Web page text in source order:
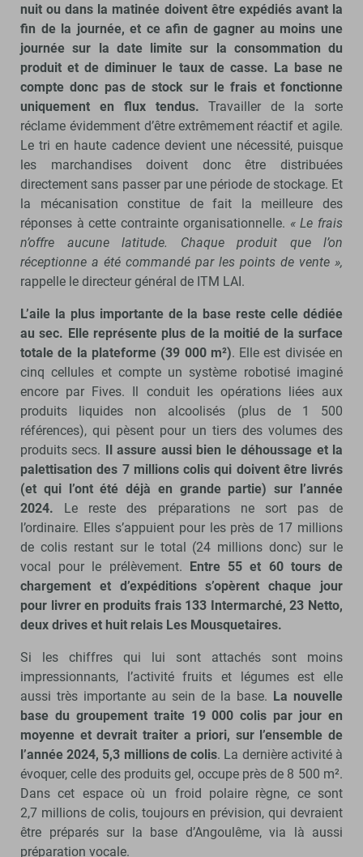
nuit ou dans la matinée doivent être expédiés avant la
fin de la journée, et ce afin de gagner au moins une
journée sur la date limite sur la consommation du
produit et de diminuer le taux de casse. La base ne
compte donc pas de stock sur le frais et fonctionne
uniquement en flux tendus. Travailler de la sorte
réclame évidemment d’être extrêmement réactif et agile.
Le tri en haute cadence devient une nécessité, puisque
les marchandises doivent donc être distribuées
directement sans passer par une période de stockage. Et
la mécanisation constitue de fait la meilleure des
réponses à cette contrainte organisationnelle. « Le frais
n’offre aucune latitude. Chaque produit que l’on
réceptionne a été commandé par les points de vente »,
rappelle le directeur général de ITM LAI.
L’aile la plus importante de la base reste celle dédiée
au sec. Elle représente plus de la moitié de la surface
totale de la plateforme (39 000 m²). Elle est divisée en
cinq cellules et compte un système robotisé imaginé
encore par Fives. Il conduit les opérations liées aux
produits liquides non alcoolisés (plus de 1 500
références), qui pèsent pour un tiers des volumes des
produits secs. Il assure aussi bien le déhoussage et la
palettisation des 7 millions colis qui doivent être livrés
(et qui l’ont été déjà en grande partie) sur l’année
2024. Le reste des préparations ne sort pas de
l’ordinaire. Elles s’appuient pour les près de 17 millions
de colis restant sur le total (24 millions donc) sur le
vocal pour le prélèvement. Entre 55 et 60 tours de
chargement et d’expéditions s’opèrent chaque jour
pour livrer en produits frais 133 Intermarché, 23 Netto,
deux drives et huit relais Les Mousquetaires.
Si les chiffres qui lui sont attachés sont moins
impressionnants, l’activité fruits et légumes est elle
aussi très importante au sein de la base. La nouvelle
base du groupement traite 19 000 colis par jour en
moyenne et devrait traiter a priori, sur l’ensemble de
l’année 2024, 5,3 millions de colis. La dernière activité à
évoquer, celle des produits gel, occupe près de 8 500 m².
Dans cet espace où un froid polaire règne, ce sont
2,7 millions de colis, toujours en prévision, qui devraient
être préparés sur la base d’Angoulême, via là aussi
préparation vocale.